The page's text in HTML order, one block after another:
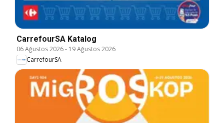
CarrefourSA Katalog
06 Ağustos 2026- 19 Ağustos 2026
CarrefourSA